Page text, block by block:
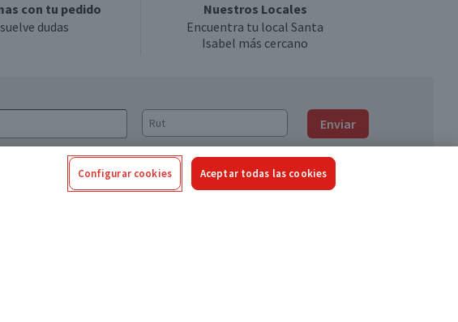
con tu pedido
dudas
Nuestros Locales
Encuentra tu local Santa
Isabel más cercano
Enviar
Configurar cookies Aceptar todas las cookies